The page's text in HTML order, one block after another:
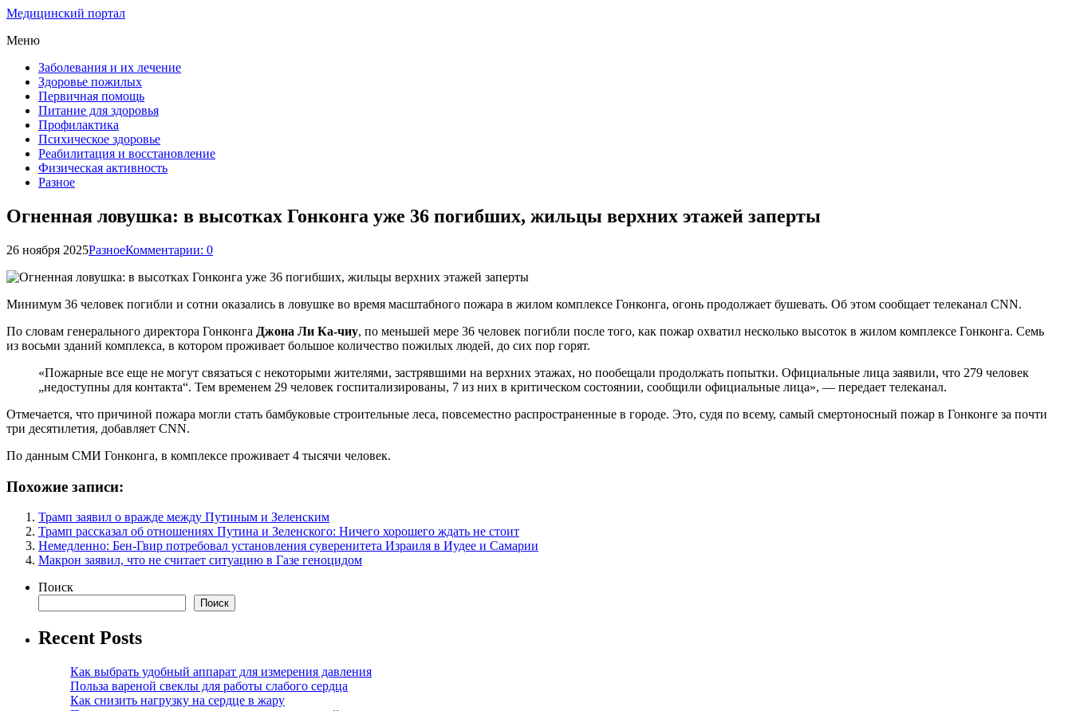
Медицинский портал
Меню
Заболевания и их лечение
Здоровье пожилых
Первичная помощь
Питание для здоровья
Профилактика
Психическое здоровье
Реабилитация и восстановление
Физическая активность
Разное
Огненная ловушка: в высотках Гонконга уже 36 погибших, жильцы верхних этажей заперты
26 ноября 2025РазноеКомментарии: 0
Минимум 36 человек погибли и сотни оказались в ловушке во время масштабного пожара в жилом комплексе Гонконга, огонь продолжает бушевать. Об этом сообщает телеканал CNN.
По словам генерального директора Гонконга Джона Ли Ка-чиу, по меньшей мере 36 человек погибли после того, как пожар охватил несколько высоток в жилом комплексе Гонконга. Семь
из восьми зданий комплекса, в котором проживает большое количество пожилых людей, до сих пор горят.
«Пожарные все еще не могут связаться с некоторыми жителями, застрявшими на верхних этажах, но пообещали продолжать попытки. Официальные лица заявили, что 279 человек
„недоступны для контакта“. Тем временем 29 человек госпитализированы, 7 из них в критическом состоянии, сообщили официальные лица», — передает телеканал.
Отмечается, что причиной пожара могли стать бамбуковые строительные леса, повсеместно распространенные в городе. Это, судя по всему, самый смертоносный пожар в Гонконге за почти
три десятилетия, добавляет CNN.
По данным СМИ Гонконга, в комплексе проживает 4 тысячи человек.
Похожие записи:
Трамп заявил о вражде между Путиным и Зеленским
Трамп рассказал об отношениях Путина и Зеленского: Ничего хорошего ждать не стоит
Немедленно: Бен-Гвир потребовал установления суверенитета Израиля в Иудее и Самарии
Макрон заявил, что не считает ситуацию в Газе геноцидом
Поиск
Поиск
Recent Posts
Как выбрать удобный аппарат для измерения давления
Польза вареной свеклы для работы слабого сердца
Как снизить нагрузку на сердце в жару